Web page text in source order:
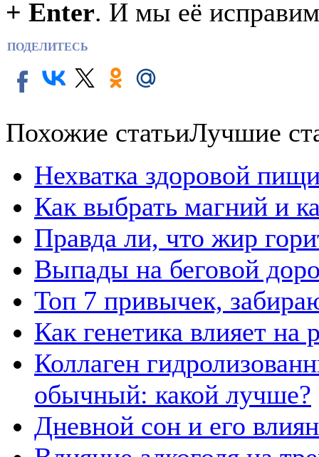
+ Enter. И мы её
ПОДЕЛИТЕСЬ
Похожие статьиЛучшие
Нехватка здоровой
Как выбрать магний и
Правда ли, что жир
Выпады на беговой
Топ 7 привычек,
Как генетика влияет
Коллаген
обычный: какой лучше?
Дневной сон и его